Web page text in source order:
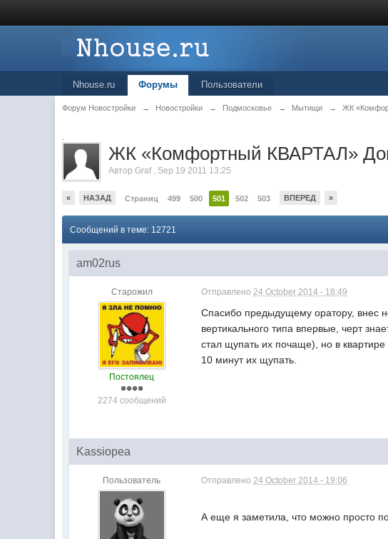
Nhouse.ru Форумы Пользователи
Форум Новостройки → Новостройки → Подмосковье → Мытищи → ЖК
.
ЖК «Комфортный КВАРТАЛ»
АвторGraf , Sep 19 2011 13:25
« НАЗАД Страниц 499 500 501 502 503 ВПЕРЕД »
Сообщений в теме: 12721
am02rus
Старожил
Постоялец
2274 сообщений
Отправлено24 October 2014 - 18:49
Спасибо предыдущему оратору, внес
вертикального типа впервые, черт
стал щупать их почаще), но в
10 минут их щупать.
Kassiopea
Пользователь Отправлено24 October 2014 - 19:06
А еще я заметила, что можно просто